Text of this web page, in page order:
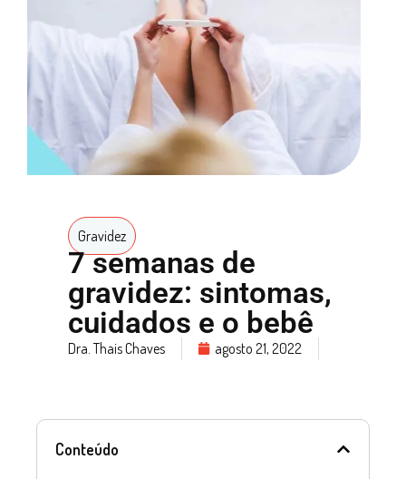
Gravidez
7 semanas de
gravidez: sintomas,
cuidados e o bebê
Dra. Thais Chaves agosto 21, 2022
Conteúdo